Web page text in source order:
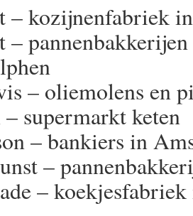
– kozijnenfabriek
–
– oliemolens en
supermarkt keten
– bankiers in
–
–